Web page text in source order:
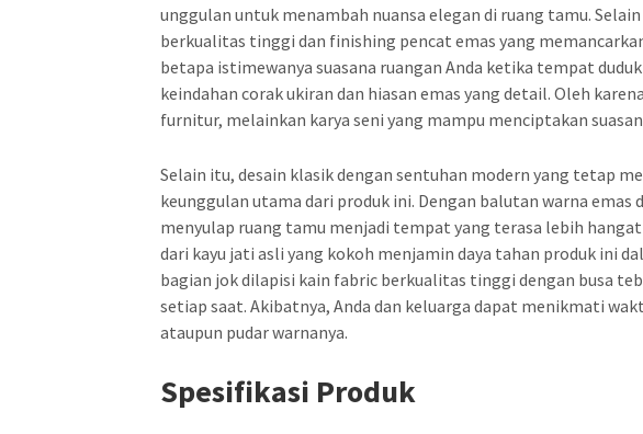
unggulan untuk menambah nuansa elegan di ruang tamu.
berkualitas tinggi dan finishing pencat emas yang
betapa istimewanya suasana ruangan Anda ketika tempat
keindahan corak ukiran dan hiasan emas yang detail. Oleh
furnitur, melainkan karya seni yang mampu menciptakan
Selain itu, desain klasik dengan sentuhan modern yang tetap
keunggulan utama dari produk ini. Dengan balutan warna emas
menyulap ruang tamu menjadi tempat yang terasa lebih
dari kayu jati asli yang kokoh menjamin daya tahan produk ini
bagian jok dilapisi kain fabric berkualitas tinggi dengan busa
setiap saat. Akibatnya, Anda dan keluarga dapat menikmati
ataupun pudar warnanya.
Spesifikasi Produk